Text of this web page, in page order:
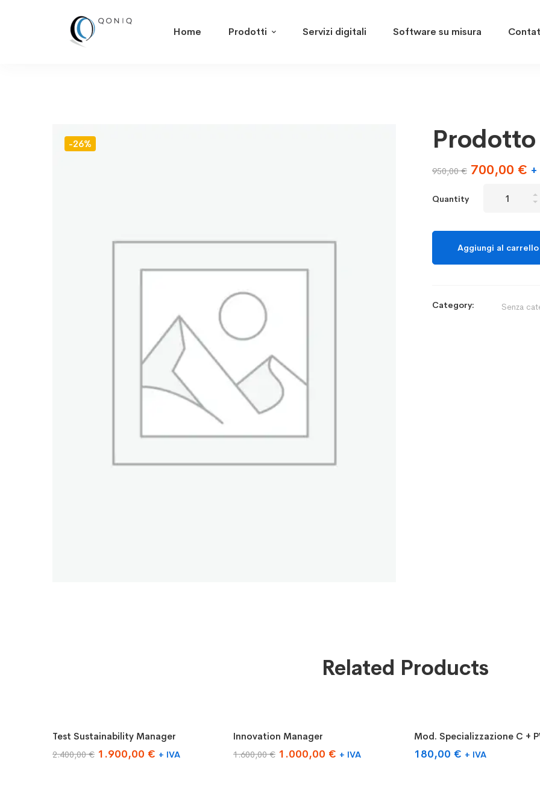
Home Prodotti Servizi digitali Software su misura
-26%
950,00€ Il
originale
700,00 € Il
+
Quantity
Aggiungi al carrello
Category: Senza
Related Products
-21%
Aggiungi al carrello
Test Sustainability Manager
2.400,00€ Il
1.900,00 € Il+ IVA
-38%
Aggiungi al carrello
Innovation Manager
1.600,00€ Il
1.000,00 € Il+ IVA
Aggiungi al carrello
Mod. Specializzazione C +
180,00 € + IVA